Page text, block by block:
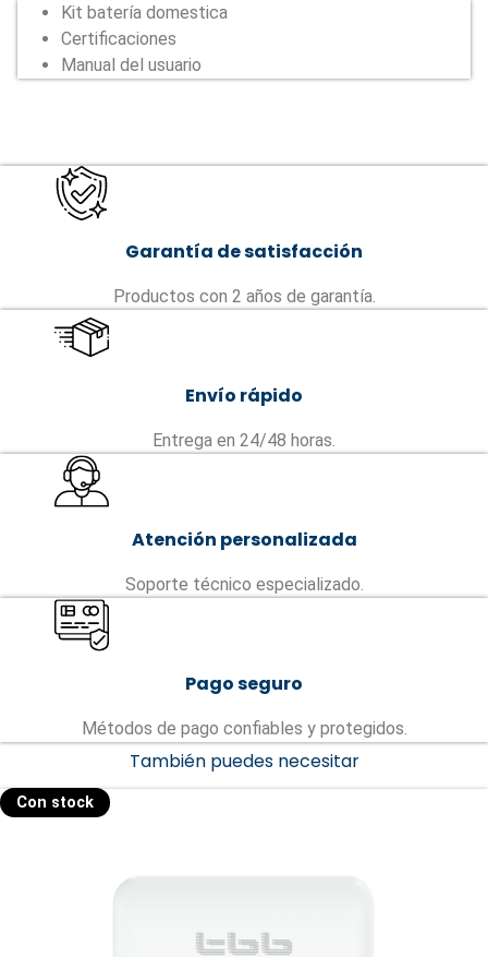
Kit batería domestica
Certificaciones
Manual del usuario
Garantía de satisfacción
Productos con 2 años de garantía.
Envío rápido
Entrega en 24/48 horas.
Atención personalizada
Soporte técnico especializado.
Pago seguro
Métodos de pago confiables y protegidos.
También puedes necesitar
Con stock